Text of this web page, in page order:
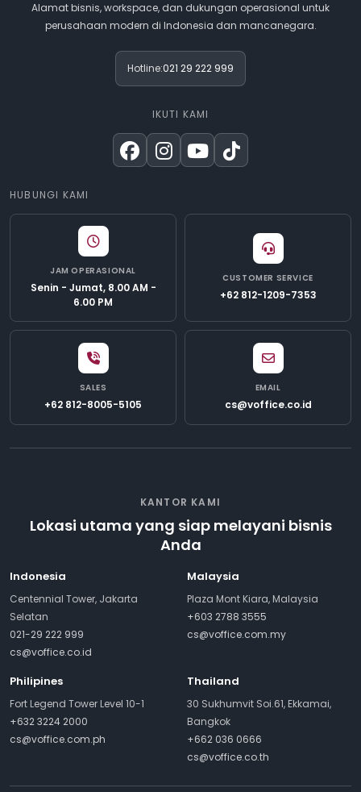
Alamat bisnis, workspace, dan dukungan operasional untuk
perusahaan modern di Indonesia dan mancanegara.
Hotline:021 29 222 999
IKUTI KAMI
HUBUNGI KAMI
JAM OPERASIONAL
Senin - Jumat, 8.00 AM -
6.00 PM
CUSTOMER SERVICE
+62 812-1209-7353
SALES
+62 812-8005-5105
EMAIL
cs@voffice.co.id
KANTOR KAMI
Lokasi utama yang siap melayani bisnis
Anda
Indonesia
Centennial Tower, Jakarta
Selatan
021-29 222 999
cs@voffice.co.id
Malaysia
Plaza Mont Kiara, Malaysia
+603 2788 3555
cs@voffice.com.my
Philipines
Fort Legend Tower Level 10-1
+632 3224 2000
cs@voffice.com.ph
Thailand
30 Sukhumvit Soi.61, Ekkamai,
Bangkok
+662 036 0666
cs@voffice.co.th